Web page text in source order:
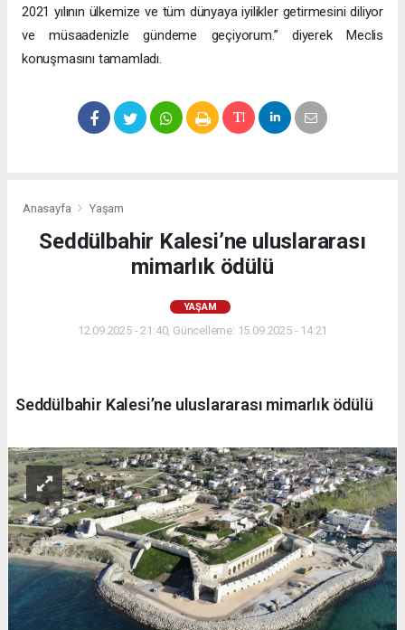
2021 yılının ülkemize ve tüm dünyaya iyilikler getirmesini diliyor
ve müsaadenizle gündeme geçiyorum.” diyerek Meclis
konuşmasını tamamladı.
Anasayfa Yaşam
Seddülbahir Kalesi’ne uluslararası
mimarlık ödülü
YAŞAM
12.09.2025 - 21:40, Güncelleme: 15.09.2025 - 14:21
Seddülbahir Kalesi’ne uluslararası mimarlık ödülü